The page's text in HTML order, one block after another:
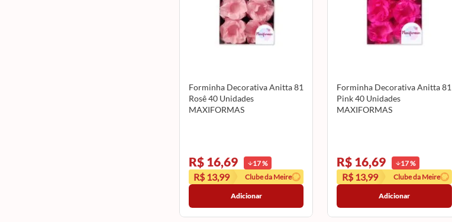
Forminha Decorativa Anitta 81
Rosê 40 Unidades
MAXIFORMAS
R$ 16,69 17%
R$ 13,99 Clube da Meire
Adicionar
Forminha Decorativa Anitta 81
Pink 40 Unidades
MAXIFORMAS
R$ 16,69 17%
R$ 13,99 Clube da Meire
Adicionar